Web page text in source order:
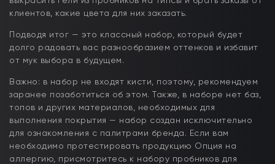
клиентов, какие цвета для них заказать.
Подводя итог — это классный набор, который будет
долго радовать вас разнообразием оттенков и избавит
от мук выбора в будущем.
Важно: в набор не входят кисти, поэтому, рекомендуем
заранее позаботиться об этом. Также, в наборе нет баз,
топов и других материалов, необходимых для
выполнения покрытия — набор создан исключительно
для ознакомления с палитрами бренда. Если вам
необходимо протестировать продукцию Опция на
аллергию, присмотритесь к набору пробников для